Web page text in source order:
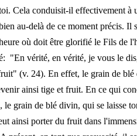
Cela conduisit-il effectivement à
au-delà de ce moment précis. Il
où doit être glorifié le Fils de
"En vérité, en vérité, je vous le
(v. 24). En effet, le grain de
ainsi tige et fruit. En ce qui
grain de blé divin, qui se laisse
ainsi porter du fruit dans